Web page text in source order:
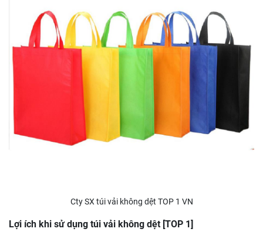
Cty SX túi vải không dệt TOP 1 VN
Lợi ích khi sử dụng túi vải không dệt [TOP 1]